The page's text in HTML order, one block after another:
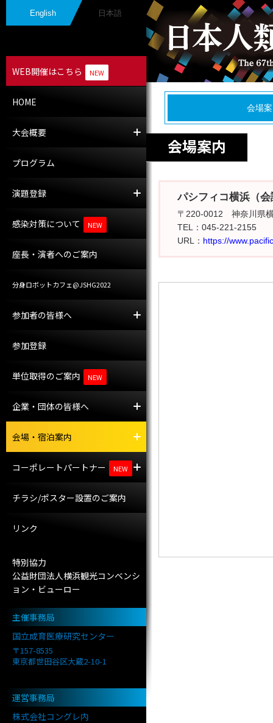
会場
会場案内
パシフィコ横浜（
〒220-0012 神奈川県
TEL：045-221-2155
URL： https://
English 日本語
WEB開催はこちら NEW
HOME
大会概要 大会長挨拶
開催概要
プログラム
演題登録 演題募集
採択演題
感染対策について NEW
座長・演者へのご案内
分身ロボットカフェ@JSHG2022
参加者の皆様へ
参加登録
単位取得のご案内 NEW
企業・団体の皆様へ
会場・宿泊案内
コーポレートパートナー NEW
チラシ/ポスター設置のご案内
リンク
特別協力
公益財団法人横浜観光コンベンシ
ョン・ビューロー
主催事務局
国立成育医療研究センター
〒157-8535
東京都世田谷区大蔵2-10-1
運営事務局
株式会社コングレ内